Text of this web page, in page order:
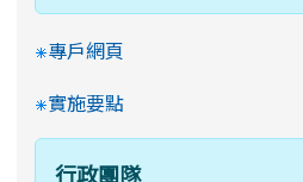
專戶網頁
實施要點
行政團隊